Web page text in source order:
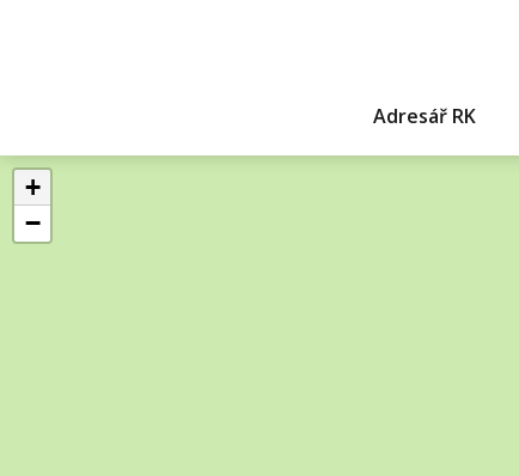
Adresář RK
+
−